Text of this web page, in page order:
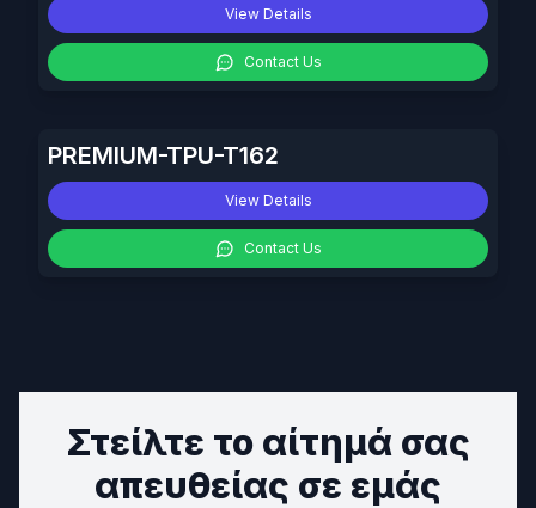
View Details
Contact Us
PREMIUM-TPU-T162
View Details
Contact Us
Στείλτε το αίτημά σας
απευθείας σε εμάς